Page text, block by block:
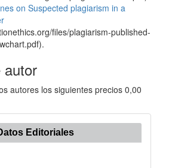
on Suspected plagiarism in a
files/plagiarism-published-
autor
autores los siguientes precios 0,00
Editoriales